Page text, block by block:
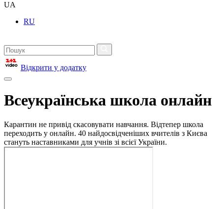
UA
RU
Відкрити у додатку
Всеукраїнська школа онлайн
Карантин не привід скасовувати навчання. Відтепер школа
переходить у онлайн. 40 найдосвідченіших вчителів з Києва
стануть наставниками для учнів зі всієї України.